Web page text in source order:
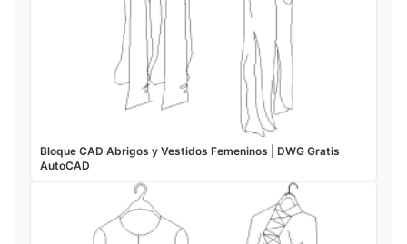
Bloque CAD Abrigos y Vestidos Femeninos | DWG Gratis
AutoCAD